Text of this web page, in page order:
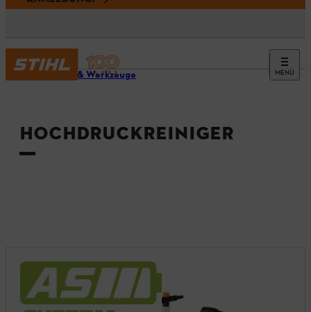
MENÜ
Geräte & Werkzeuge
HOCHDRUCKREINIGER